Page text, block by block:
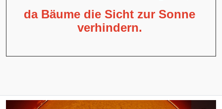
da Bäume die Sicht zur Sonne
verhindern.